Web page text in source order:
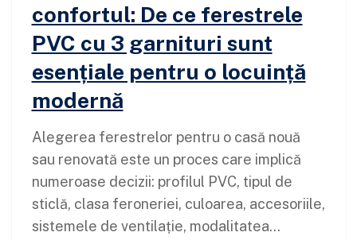
confortul: De ce ferestrele
PVC cu 3 garnituri sunt
esențiale pentru o locuință
modernă
Alegerea ferestrelor pentru o casă nouă
sau renovată este un proces care implică
numeroase decizii: profilul PVC, tipul de
sticlă, clasa feroneriei, culoarea, accesoriile,
sistemele de ventilație, modalitatea...